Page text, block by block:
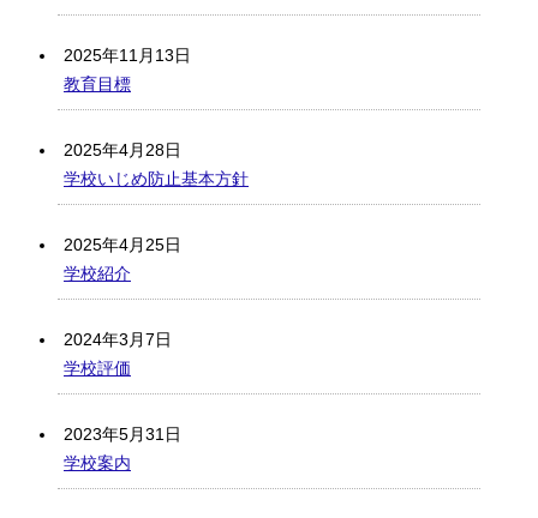
2025年11月13日
教育目標
2025年4月28日
学校いじめ防止基本方針
2025年4月25日
学校紹介
2024年3月7日
学校評価
2023年5月31日
学校案内